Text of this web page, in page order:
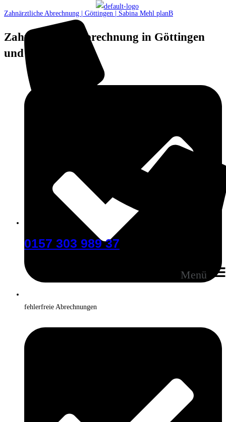
Zahnärztliche Abrechnung | Göttingen | Sabina Mehl planB
0157 303 989 37
Menü
Zahnärztliche Abrechnung in Göttingen
und Umgebung.
fehlerfreie Abrechnungen